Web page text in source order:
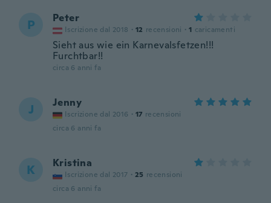
P Peter
Iscrizione dal 2018 · 12 recensioni · 1 caricamenti
Sieht aus wie ein Karnevalsfetzen!!!
Furchtbar!!
circa 6 anni fa
J Jenny
Iscrizione dal 2016 · 17 recensioni
circa 6 anni fa
K Kristina
Iscrizione dal 2017 · 25 recensioni
circa 6 anni fa